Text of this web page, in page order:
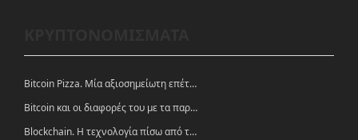
Bitcoin Pizza. Μία αξιοσημείωτη επέτειος.
Bitcoin και οι διαφορές του με τα παραδοσιακά νομίσματα
Blockchain. Η τεχνολογία πίσω από τα κρυπτονομίσματα